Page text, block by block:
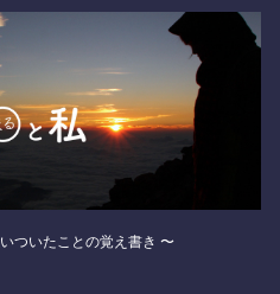
ついたことの覚え書き 〜